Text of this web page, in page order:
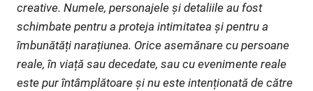
creative. Numele, personajele și detaliile au fost
schimbate pentru a proteja intimitatea și pentru a
îmbunătăți narațiunea. Orice asemănare cu persoane
reale, în viață sau decedate, sau cu evenimente reale
este pur întâmplătoare și nu este intenționată de către